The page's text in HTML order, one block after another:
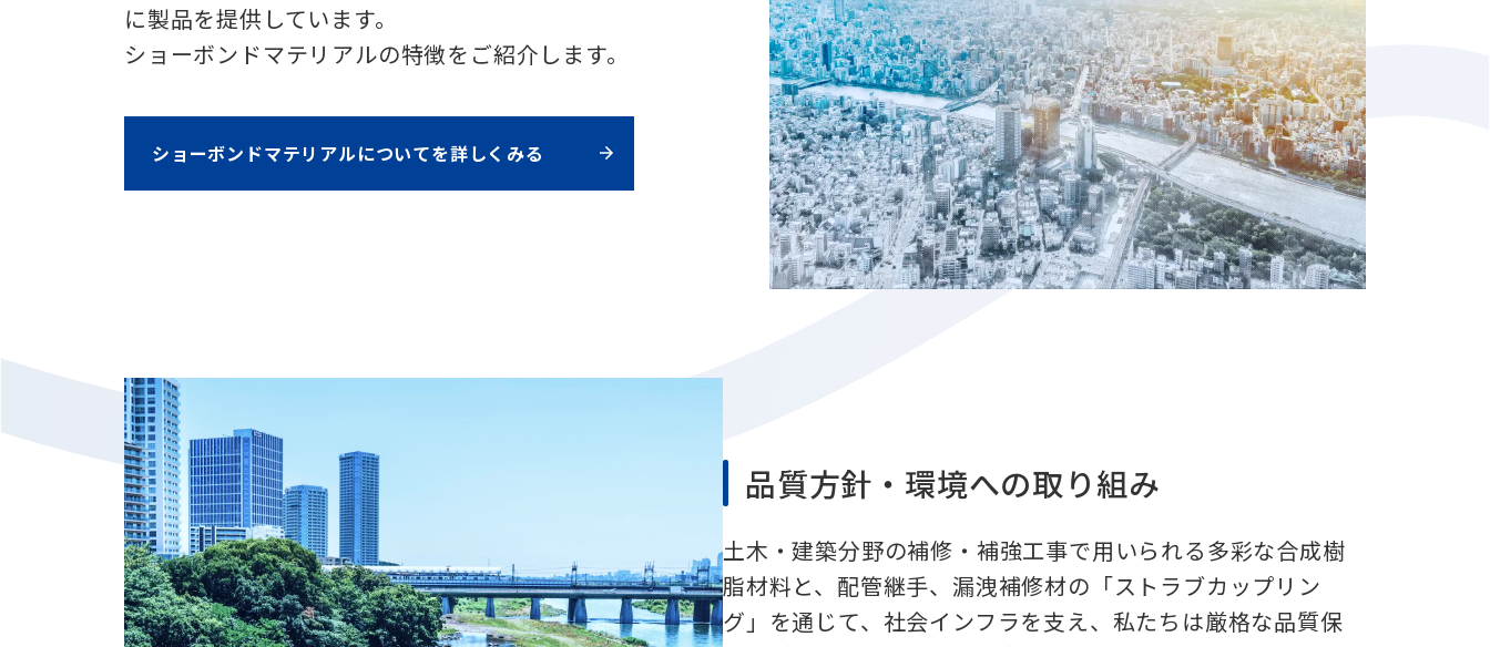
に製品を提供しています。
ショーボンドマテリアルの特徴をご紹介します。
ショーボンドマテリアルについてを詳しくみる
品質方針・環境への取り組み
土木・建築分野の補修・補強工事で用いられる多彩な合成樹
脂材料と、配管継手、漏洩補修材の「ストラブカップリン
グ」を通じて、社会インフラを支え、私たちは厳格な品質保